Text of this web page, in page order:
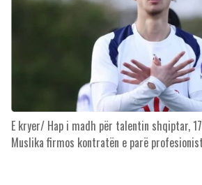
E kryer/ Hap i madh për talentin shqiptar,
Muslika firmos kontratën e parë